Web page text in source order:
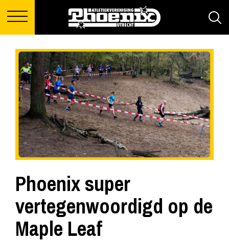
Phoenix super
vertegenwoordigd op de
Maple Leaf